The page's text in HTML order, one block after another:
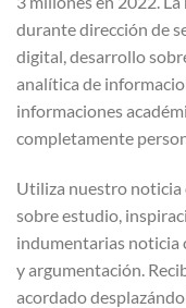
durante dirección de
digital, desarrollo
analítica de
informaciones
completamente
Utiliza nuestro noticia
sobre estudio,
indumentarias noticia
y argumentación.
acordado